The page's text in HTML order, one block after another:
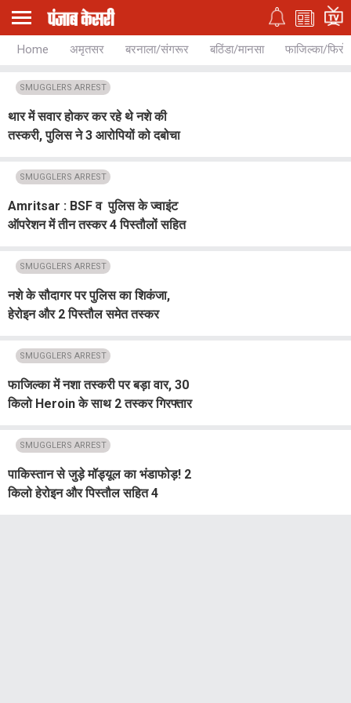
Home अमृतसर बरनाला/संगरूर बठिंडा/मानसा फाजिल्का/
SMUGGLERS ARREST
थार में सवार होकर कर रहे थे नशे की
तस्करी, पुलिस ने 3 आरोपियों को दबोचा
SMUGGLERS ARREST
Amritsar : BSF व पुलिस के ज्वाइंट
ऑपरेशन में तीन तस्कर 4 पिस्तौलों सहित
SMUGGLERS ARREST
नशे के सौदागर पर पुलिस का शिकंजा,
हेरोइन और 2 पिस्तौल समेत तस्कर
SMUGGLERS ARREST
फाजिल्का में नशा तस्करी पर बड़ा वार, 30
किलो Heroin के साथ 2 तस्कर गिरफ्तार
SMUGGLERS ARREST
पाकिस्तान से जुड़े मॉड्यूल का भंडाफोड़! 2
किलो हेरोइन और पिस्तौल सहित 4